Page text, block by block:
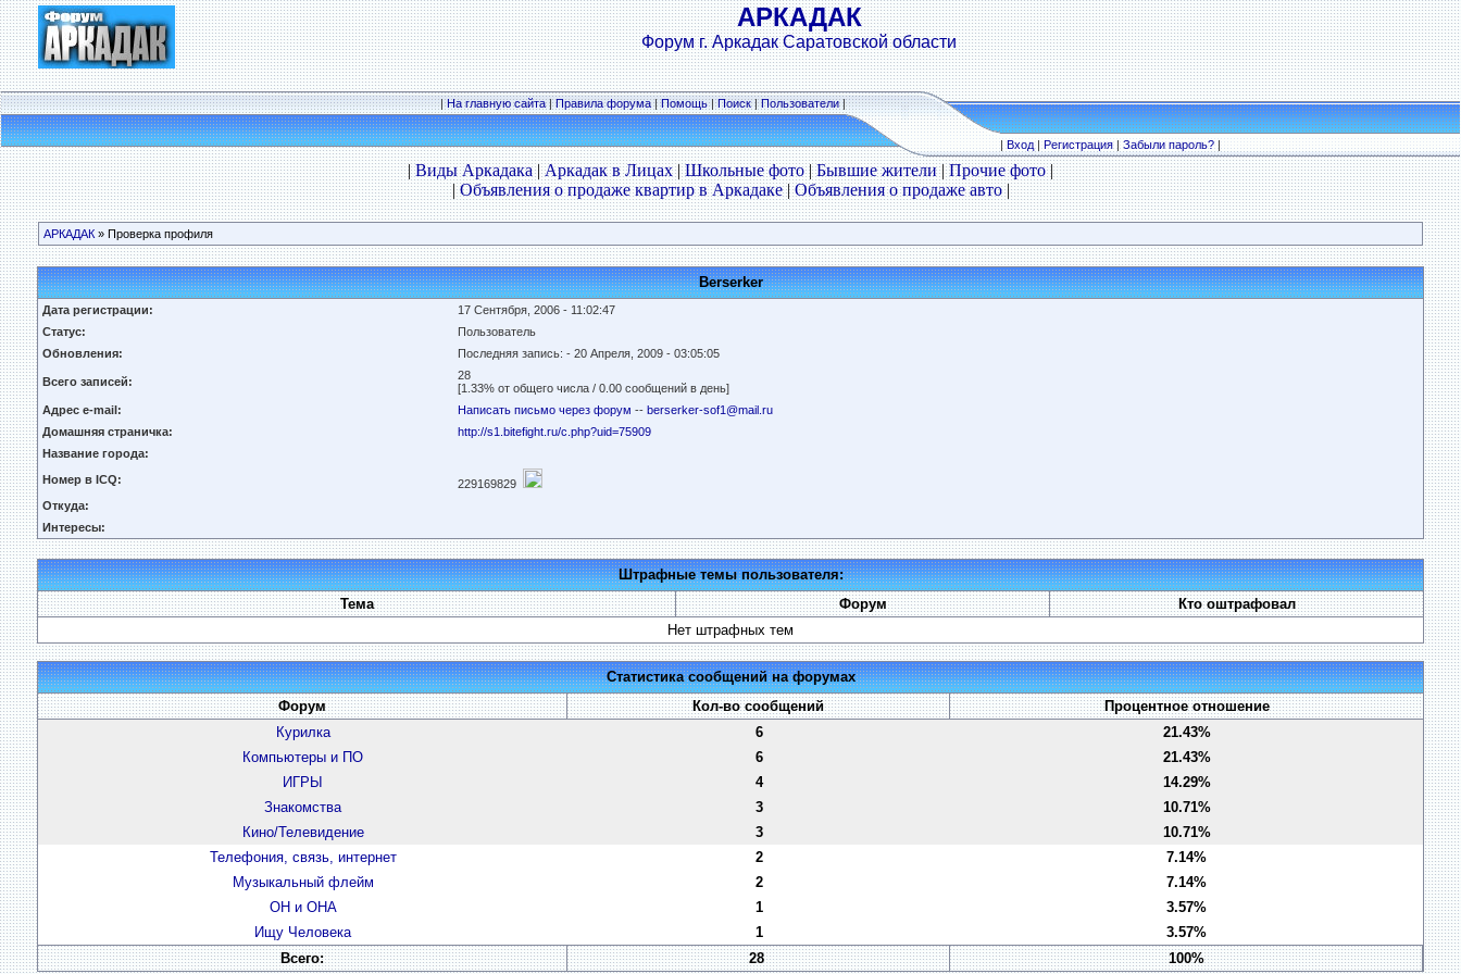
АРКАДАК
Форум г. Аркадак Саратовской области
|На главную сайта|Правила форума|Помощь|Поиск|Пользователи|
|Вход|Регистрация|Забыли пароль?|
|Виды Аркадака|Аркадак в Лицах|Школьные фото|Бывшие жители|Прочие фото|
|Объявления о продаже квартир в Аркадаке|Объявления о продаже авто|
АРКАДАК » Проверка профиля
Berserker
Дата регистрации:
17 Сентября, 2006 - 11:02:47
Статус:
Пользователь
Обновления:
Последняя запись: - 20 Апреля, 2009 - 03:05:05
Всего записей:
28
[1.33% от общего числа / 0.00 сообщений в день]
Адрес e-mail:
Написать письмо через форум -- berserker-sof1@mail.ru
Домашняя страничка:
http://s1.bitefight.ru/c.php?uid=75909
Название города:
Номер в ICQ:
229169829
Откуда:
Интересы:
Штрафные темы пользователя:
Тема
Форум
Кто оштрафовал
Нет штрафных тем
Статистика сообщений на форумах
Форум
Кол-во сообщений
Процентное отношение
Курилка
6
21.43%
Компьютеры и ПО
6
21.43%
ИГРЫ
4
14.29%
Знакомства
3
10.71%
Кино/Телевидение
3
10.71%
Телефония, связь, интернет
2
7.14%
Музыкальный флейм
2
7.14%
ОН и ОНА
1
3.57%
Ищу Человека
1
3.57%
Всего:
28 100%